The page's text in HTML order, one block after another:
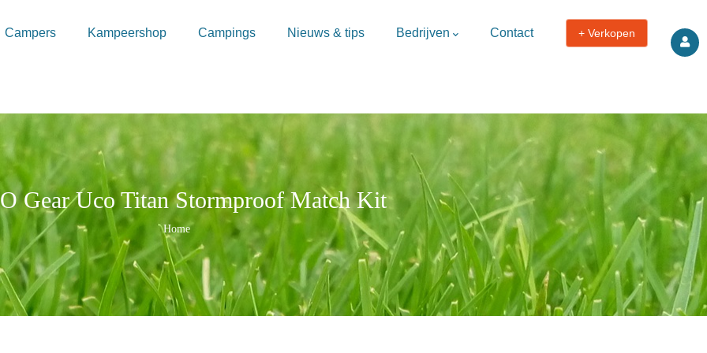
Campers Kampeershop Campings Nieuws & tips Bedrijven Contact + Verkopen
Gear Uco Titan Stormproof Match Kit
Kruimelpad
Home